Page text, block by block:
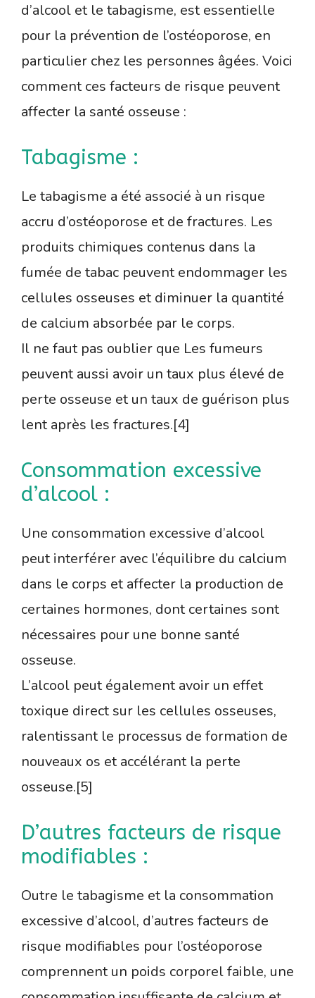
d’alcool et le tabagisme, est essentielle
pour la prévention de l’ostéoporose, en
particulier chez les personnes âgées. Voici
comment ces facteurs de risque peuvent
affecter la santé osseuse :
Tabagisme :
Le tabagisme a été associé à un risque
accru d’ostéoporose et de fractures. Les
produits chimiques contenus dans la
fumée de tabac peuvent endommager les
cellules osseuses et diminuer la quantité
de calcium absorbée par le corps.
Il ne faut pas oublier que Les fumeurs
peuvent aussi avoir un taux plus élevé de
perte osseuse et un taux de guérison plus
lent après les fractures.[4]
Consommation excessive
d’alcool :
Une consommation excessive d’alcool
peut interférer avec l’équilibre du calcium
dans le corps et affecter la production de
certaines hormones, dont certaines sont
nécessaires pour une bonne santé
osseuse.
L’alcool peut également avoir un effet
toxique direct sur les cellules osseuses,
ralentissant le processus de formation de
nouveaux os et accélérant la perte
osseuse.[5]
D’autres facteurs de risque
modifiables :
Outre le tabagisme et la consommation
excessive d’alcool, d’autres facteurs de
risque modifiables pour l’ostéoporose
comprennent un poids corporel faible, une